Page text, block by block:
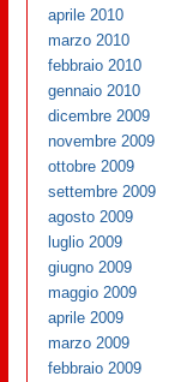
aprile 2010
marzo 2010
febbraio 2010
gennaio 2010
dicembre 2009
novembre 2009
ottobre 2009
settembre 2009
agosto 2009
luglio 2009
giugno 2009
maggio 2009
aprile 2009
marzo 2009
febbraio 2009